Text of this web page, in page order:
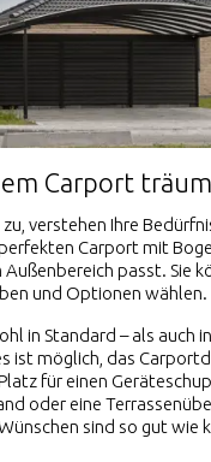
Carport
verstehen Ihre
Carport mit
Außenbereich passt. Sie
und Optionen wählen.
in Standard – als auch
ist möglich, das
für einen
oder eine
sind so gut wie